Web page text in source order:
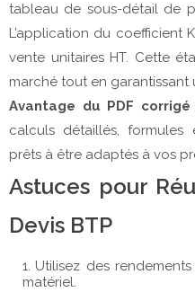
tableau de sous-détail de
L’application du coefficient
vente unitaires HT. Cette
marché tout en garantissant
Avantage du PDF corrigé
calculs détaillés, formules
prêts à être adaptés à vos
Astuces pour
Devis BTP
Utilisez des
matériel.